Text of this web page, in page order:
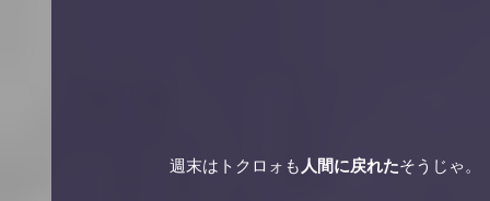
週末はトクロォも人間に戻れたそうじゃ。